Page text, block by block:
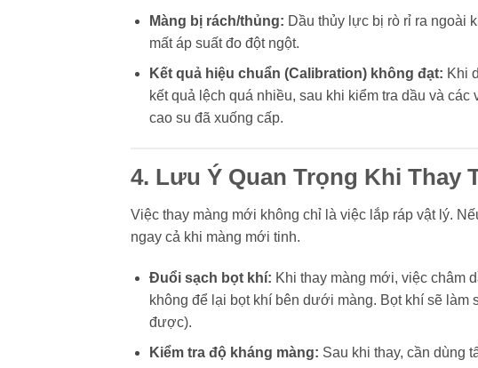
Màng bị rách/thủng: Dầu thủy lực bị rò rỉ ra ngoài
mất áp suất đo đột ngột.
Kết quả hiệu chuẩn (Calibration) không đạt: Khi
kết quả lệch quá nhiều, sau khi kiểm tra dầu và
cao su đã xuống cấp.
4. Lưu Ý Quan Trọng Khi Thay
Việc thay màng mới không chỉ là việc lắp ráp vật lý.
ngay cả khi màng mới tinh.
Đuổi sạch bọt khí: Khi thay màng mới, việc châm
không để lại bọt khí bên dưới màng. Bọt khí sẽ
được).
Kiểm tra độ kháng màng: Sau khi thay, cần dùng